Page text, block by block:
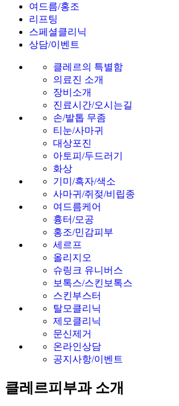
여드름/홍조
리프팅
스페셜클리닉
상담/이벤트
클레르의 특별함
의료진 소개
장비소개
진료시간/오시는길
손/발톱 무좀
티눈/사마귀
대상포진
아토피/두드러기
화상
기미/흑자/색소
사마귀/쥐젖/비립종
여드름케어
흉터/모공
홍조/민감피부
세르프
올리지오
슈링크 유니버스
보톡스/스킨보톡스
스킨부스터
탈모클리닉
제모클리닉
문신제거
온라인상담
공지사항/이벤트
클레르피부과 소개